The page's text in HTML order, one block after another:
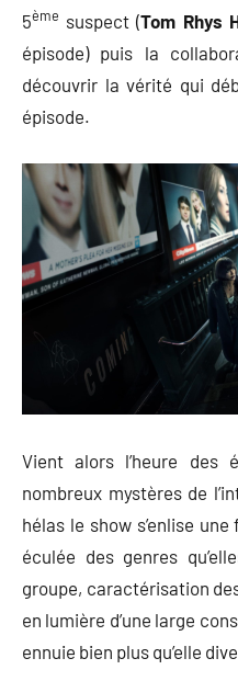
5ème suspect (Tom Rhys
épisode) puis la
découvrir la vérité qui
épisode.
Vient alors l’heure des
nombreux mystères de
hélas le show s’enlise
éculée des genres
groupe, caractérisation
en lumière d’une large
ennuie bien plus qu’elle